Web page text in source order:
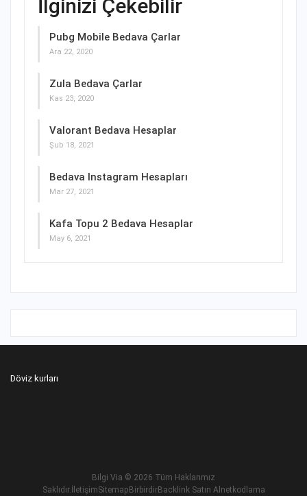
İlginizi Çekebilir
Pubg Mobile Bedava Çarlar
Ara 22, 2020
Zula Bedava Çarlar
Kas 23, 2020
Valorant Bedava Hesaplar
Şub 18, 2021
Bedava Instagram Hesapları
Mar 27, 2021
Kafa Topu 2 Bedava Hesaplar
May 6, 2021
Döviz kurları
Bilgi Via © 2026 Tüm Haklarımız
Saklıdır.İletişimSitemap BirbirdirBacklink Satın Al netkodlama